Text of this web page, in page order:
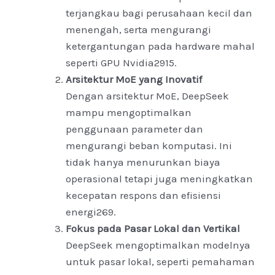
terjangkau bagi perusahaan kecil dan
menengah, serta mengurangi
ketergantungan pada hardware mahal
seperti GPU Nvidia2915.
Arsitektur MoE yang Inovatif
Dengan arsitektur MoE, DeepSeek
mampu mengoptimalkan
penggunaan parameter dan
mengurangi beban komputasi. Ini
tidak hanya menurunkan biaya
operasional tetapi juga meningkatkan
kecepatan respons dan efisiensi
energi269.
Fokus pada Pasar Lokal dan Vertikal
DeepSeek mengoptimalkan modelnya
untuk pasar lokal, seperti pemahaman